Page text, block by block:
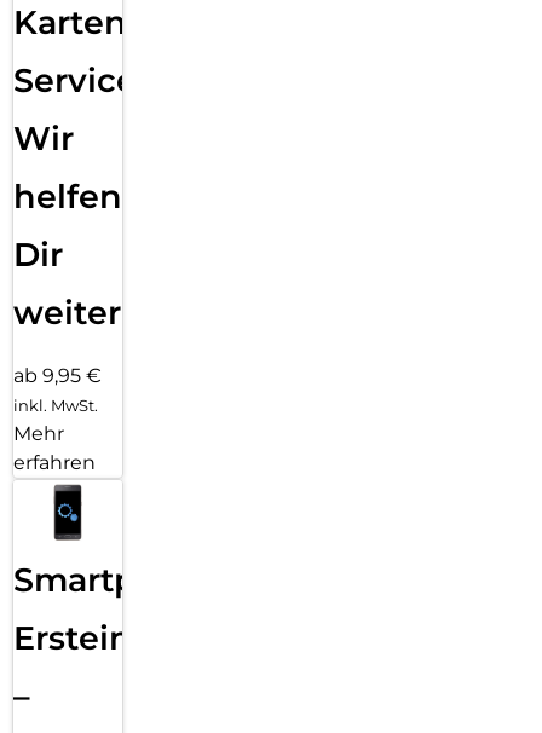
Karten
Service:
Wir
helfen
Dir
weiter
ab 9,95 €
inkl. MwSt.
Mehr
erfahren
Smartphone
Ersteinrichtung
–